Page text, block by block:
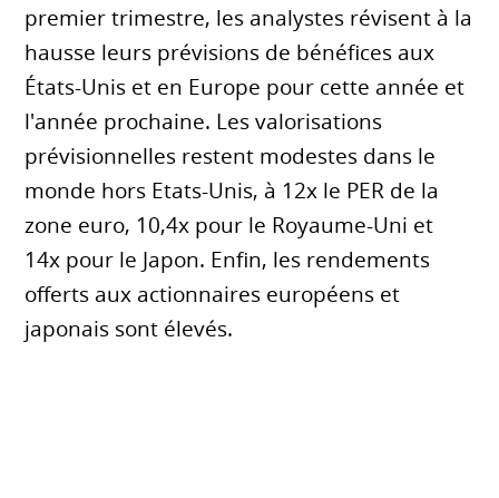
premier trimestre, les analystes révisent à la
hausse leurs prévisions de bénéfices aux
États-Unis et en Europe pour cette année et
l'année prochaine. Les valorisations
prévisionnelles restent modestes dans le
monde hors Etats-Unis, à 12x le PER de la
zone euro, 10,4x pour le Royaume-Uni et
14x pour le Japon. Enfin, les rendements
offerts aux actionnaires européens et
japonais sont élevés.